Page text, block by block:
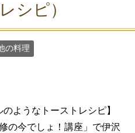
シピ）
の料理
ようなトーストレシピ】
の今でしょ！講座」で伊沢